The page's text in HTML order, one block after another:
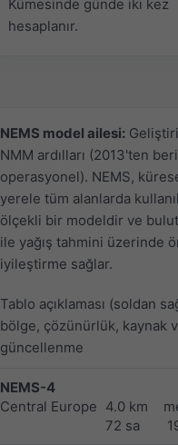
Kümesinde günde iki kez
hesaplanır.
NEMS model ailesi:
NMM ardılları (2013'ten beri
operasyonel). NEMS,
yerele tüm alanlarda
ölçekli bir modeldir ve
ile yağış tahmini üzerinde
iyileştirme sağlar.
Tablo açıklaması (soldan
bölge, çözünürlük, kaynak
güncellenme
NEMS-4
Central Europe 4.0 km
72 sa